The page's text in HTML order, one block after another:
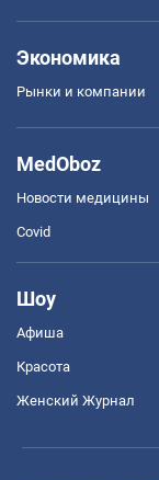
Экономика
Рынки и компании
MedOboz
Новости медицины
Covid
Шоу
Афиша
Красота
Женский Журнал